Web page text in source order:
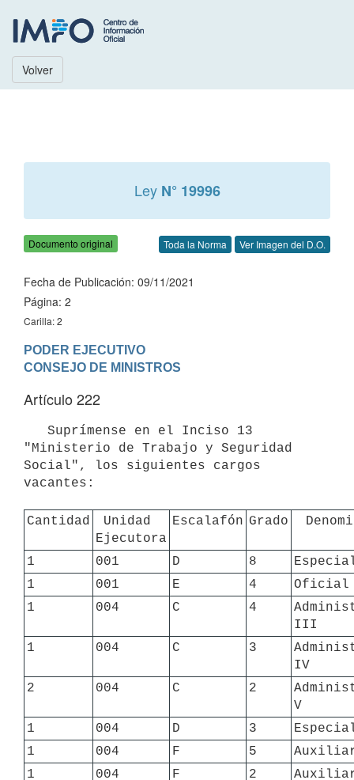
Volver
Ley N° 19996
Documento original Toda la Norma Ver Imagen del D.O.
Fecha de Publicación: 09/11/2021
Página: 2
Carilla: 2
PODER EJECUTIVO
Artículo 222
"Ministerio de Trabajo y Seguridad
Social", los siguientes cargos
vacantes:
Cantidad
Unidad
Ejecutora
Escalafón Grado
1 001 D 8
1
001 E 4
1
004 C 4
III
1
004 C 3
IV
2
004 C 2
V
1
004 D 3
1
004 F 5
1
004 F 2